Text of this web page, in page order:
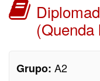
(Quenda
Grupo: A2